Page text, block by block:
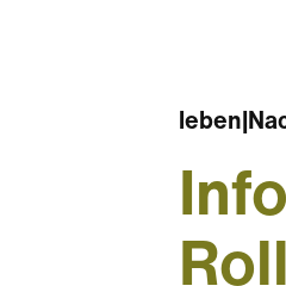
leben